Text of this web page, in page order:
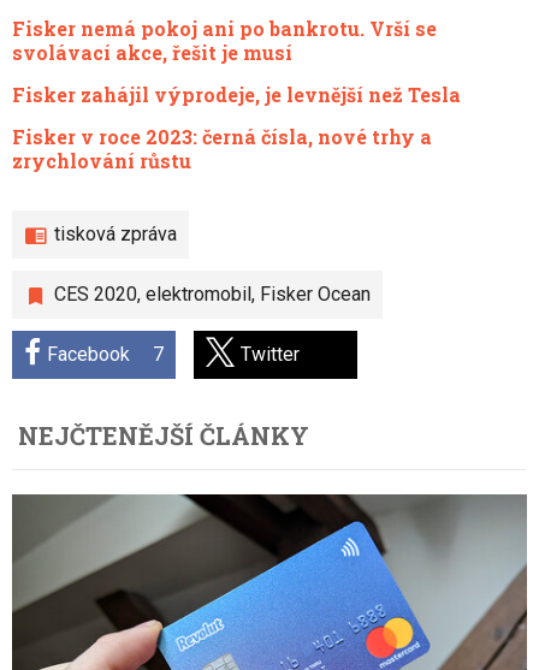
tisková zpráva
CES 2020, elektromobil, Fisker Ocean
Facebook 7 Twitter
Fisker nemá pokoj ani po bankrotu. Vrší se
svolávací akce, řešit je musí
Fisker zahájil výprodeje, je levnější než Tesla
Fisker v roce 2023: černá čísla, nové trhy a
zrychlování růstu
NEJČTENĚJŠÍ ČLÁNKY